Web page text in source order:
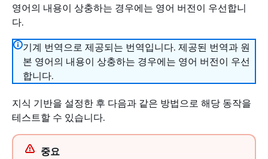
영어의 내용이 상충하는 경우에는 영어 버전이 우선합니
다.
기계 번역으로 제공되는 번역입니다. 제공된 번역과 원
본 영어의 내용이 상충하는 경우에는 영어 버전이 우선
합니다.
지식 기반을 설정한 후 다음과 같은 방법으로 해당 동작을
테스트할 수 있습니다.
중요